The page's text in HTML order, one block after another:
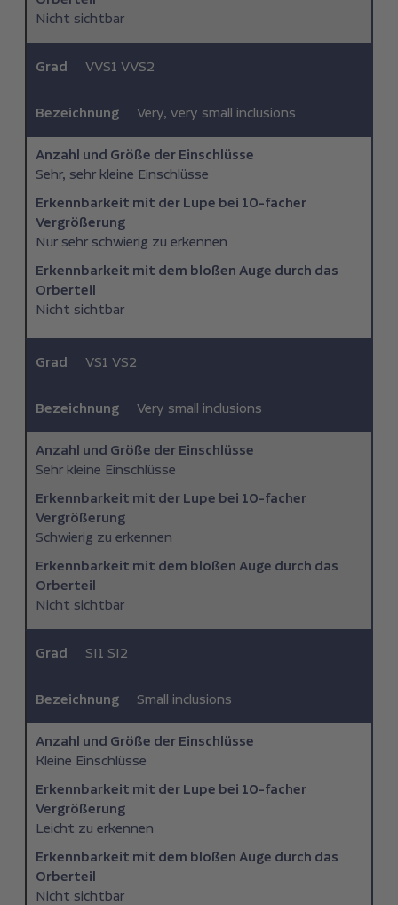
Nicht sichtbar
Grad VVS1 VVS2
Bezeichnung Very, very small inclusions
Anzahl und Größe der Einschlüsse
Sehr, sehr kleine Einschlüsse
Erkennbarkeit mit der Lupe bei 10-facher
Vergrößerung
Nur sehr schwierig zu erkennen
Erkennbarkeit mit dem bloßen Auge durch das
Orberteil
Nicht sichtbar
Grad VS1 VS2
Bezeichnung Very small inclusions
Anzahl und Größe der Einschlüsse
Sehr kleine Einschlüsse
Erkennbarkeit mit der Lupe bei 10-facher
Vergrößerung
Schwierig zu erkennen
Erkennbarkeit mit dem bloßen Auge durch das
Orberteil
Nicht sichtbar
Grad SI1 SI2
Bezeichnung Small inclusions
Anzahl und Größe der Einschlüsse
Kleine Einschlüsse
Erkennbarkeit mit der Lupe bei 10-facher
Vergrößerung
Leicht zu erkennen
Erkennbarkeit mit dem bloßen Auge durch das
Orberteil
Nicht sichtbar